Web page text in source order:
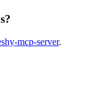
mcp-server.